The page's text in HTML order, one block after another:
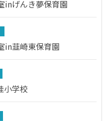
inげんき夢保育園
in韮崎東保育園
小学校